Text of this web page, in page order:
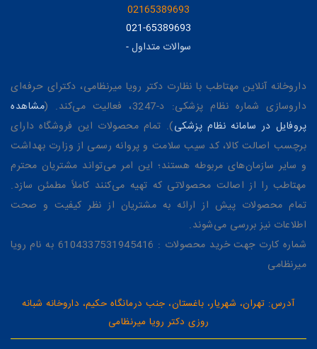
02165389693
021-65389693
سوالات متداول-
داروخانه آنلاین مهتاطب با نظارت دکتر رویا میرنظامی، دکترای حرفه‌ای
داروسازی شماره نظام پزشکی: د-3247، فعالیت می‌کند. (
مشاهده
پروفایل در سامانه نظام پزشکی). تمام محصولات این فروشگاه دارای
برچسب اصالت کالا، کد سیب سلامت و پروانه رسمی از وزارت بهداشت
و سایر سازمان‌های مربوطه هستند؛ این امر می‌تواند مشتریان محترم
مهتاطب را از اصالت محصولاتی که تهیه می‌کنند کاملاً مطمئن سازد.
تمام محصولات پیش از ارائه به مشتریان از نظر کیفیت و صحت
اطلاعات نیز بررسی می‌شوند.
شماره کارت جهت خرید محصولات : 6104337531945416 به نام رویا
میرنظامی
آدرس: تهران، شهریار، باغستان، جنب درمانگاه حکیم، داروخانه شبانه
روزی دکتر رویا میرنظامی